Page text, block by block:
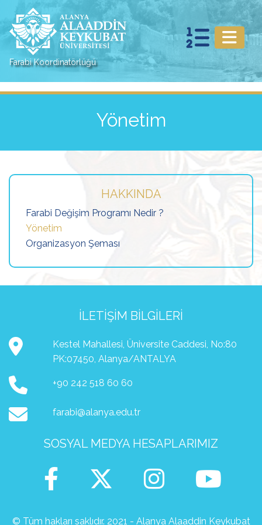
Farabi Koordinatörlüğü
Yönetim
HAKKINDA
Farabi Değişim Programı Nedir ?
Yönetim
Organizasyon Şeması
İLETIŞIM BILGILERI
Kestel Mahallesi, Üniversite Caddesi, No:80
PK:07450, Alanya/ANTALYA
+90 242 518 60 60
farabi@alanya.edu.tr
SOSYAL MEDYA HESAPLARIMIZ
© Tüm hakları saklıdır. 2021 - Alanya Alaaddin Keykubat